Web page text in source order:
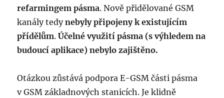
refarmingem pásma. Nově přidělované GSM
kanály tedynebyly připojeny k existujícím
přídělům.Účelné využití pásma (s výhledem na
budoucí aplikace) nebylo zajištěno.
Otázkou zůstává podpora E-GSM části pásma
v GSM základnových stanicích. Je klidně